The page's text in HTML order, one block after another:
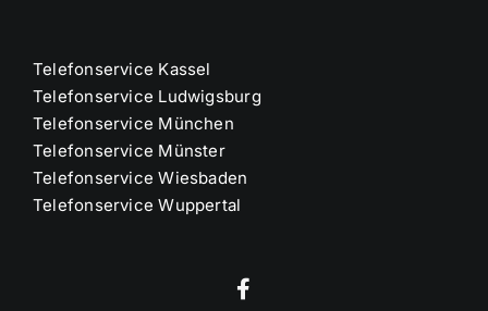
Telefonservice Kassel
Telefonservice Ludwigsburg
Telefonservice München
Telefonservice Münster
Telefonservice Wiesbaden
Telefonservice Wuppertal